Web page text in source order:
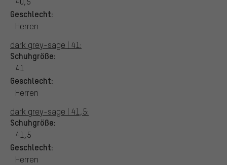
Geschlecht:
Herren
dark grey-sage | 41:
Schuhgröße:
41
Geschlecht:
Herren
dark grey-sage | 41,5:
Schuhgröße:
41,5
Geschlecht:
Herren